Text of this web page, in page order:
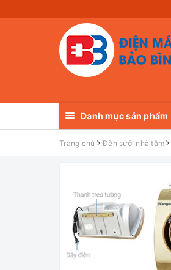
Danh mục sản phẩm
Trang chủ Đèn sưởi nhà tắm